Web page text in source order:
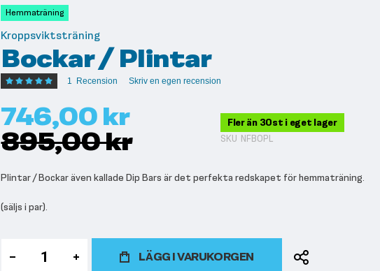
Hemmaträning
Kroppsviktsträning
Bockar / Plintar
Betyg:
100
% of100
1 Recension Skriv en egen recension
746,00 kr
895,00 kr
Fler än 30st i eget lager
SKU NFBOPL
Plintar / Bockar även kallade Dip Bars är det perfekta redskapet för hemmaträning.
(säljs i par).
LÄGG I VARUKORGEN